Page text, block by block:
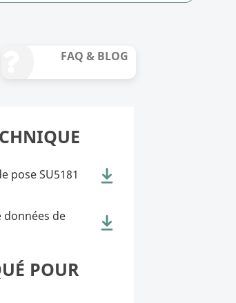
FAQ & BLOG
pose SU5181
données de
POUR